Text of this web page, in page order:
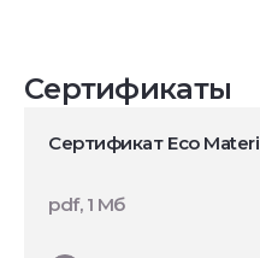
Сертификаты
Сертификат Eco
pdf, 1 Мб